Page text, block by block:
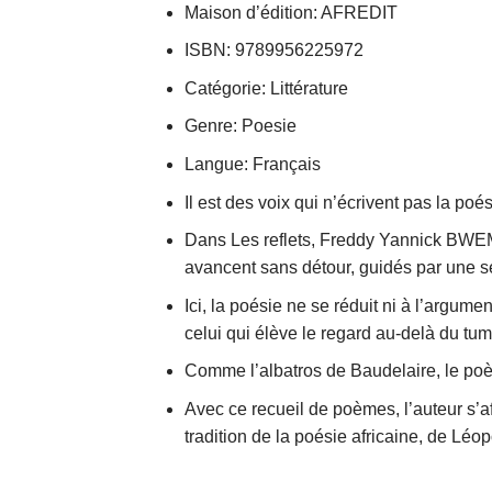
Maison d’édition: AFREDIT
ISBN: 9789956225972
Catégorie: Littérature
Genre: Poesie
Langue: Français
Il est des voix qui n’écrivent pas la
Dans Les reflets, Freddy Yannick
avancent sans détour, guidés par une
Ici, la poésie ne se réduit ni à
celui qui élève le regard au-delà du
Comme l’albatros de Baudelaire, le
Avec ce recueil de poèmes, l’auteur
tradition de la poésie africaine, de